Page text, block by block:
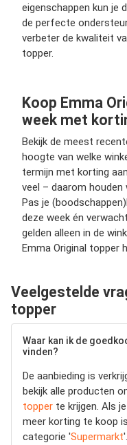
eigenschappen kun je
de perfecte
verbeter de kwaliteit
topper.
Koop Emma
week met
Bekijk de meest
hoogte van welke
termijn met korting
veel – daarom houden
Pas je
deze week én
gelden alleen in de
Emma Original topper
Veelgestelde
topper
Waar kan ik de
vinden?
De aanbieding is
bekijk alle producten
topper te krijgen. Als
meer korting te koop
categorie 'Supermarkt